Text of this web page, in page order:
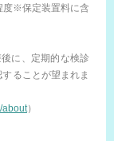
度※保定装置料に含
に、定期的な検診
ることが望まれま
about）